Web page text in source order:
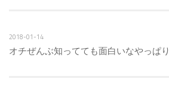
2018-01-14
オチぜんぶ知ってても面白いなやっぱり